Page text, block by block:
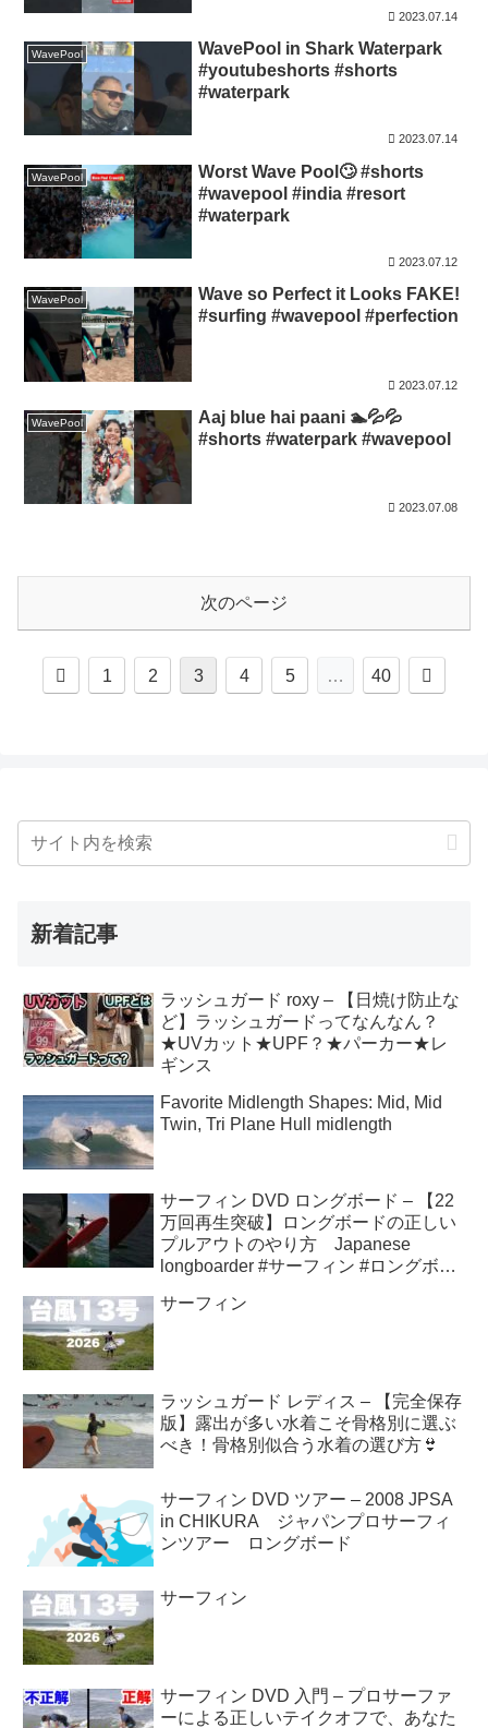
2023.07.14
WavePool
WavePool in Shark Waterpark
#youtubeshorts #shorts
#waterpark
2023.07.14
WavePool
Worst Wave Pool🙄 #shorts
#wavepool #india #resort
#waterpark
2023.07.12
WavePool
Wave so Perfect it Looks FAKE!
#surfing #wavepool #perfection
2023.07.12
WavePool
Aaj blue hai paani 🏊💦💦
#shorts #waterpark #wavepool
2023.07.08
次のページ
前
1 2 3 4 5 … 40
次
新着記事
ラッシュガード roxy – 【日焼け防止な
ど】ラッシュガードってなんなん？
★UVカット★UPF？★パーカー★レ
ギンス
Favorite Midlength Shapes: Mid, Mid
Twin, Tri Plane Hull midlength
サーフィン DVD ロングボード – 【22
万回再生突破】ロングボードの正しい
プルアウトのやり方 Japanese
longboarder #サーフィン #ロングボー
サーフィン
ラッシュガード レディス – 【完全保存
版】露出が多い水着こそ骨格別に選ぶ
べき！骨格別似合う水着の選び方👙
サーフィン DVD ツアー – 2008 JPSA
in CHIKURA ジャパンプロサーフィ
ンツアー ロングボード
サーフィン
サーフィン DVD 入門 – プロサーファ
ーによる正しいテイクオフで、あなた